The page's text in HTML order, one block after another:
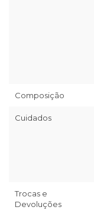
Composição
Cuidados
Trocas e
Devoluções